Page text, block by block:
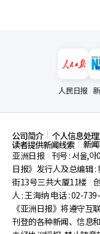
人民日报
公司简介 个人信息处
读者提供新闻线索
新
亚洲日报
刊号 : 서울,
日报》发行人及总编辑 :
街13号三共大厦11楼
人 : 王海纳 电话 : 02-
《亚洲日报》将遵守互
刊登的各种新闻、信息